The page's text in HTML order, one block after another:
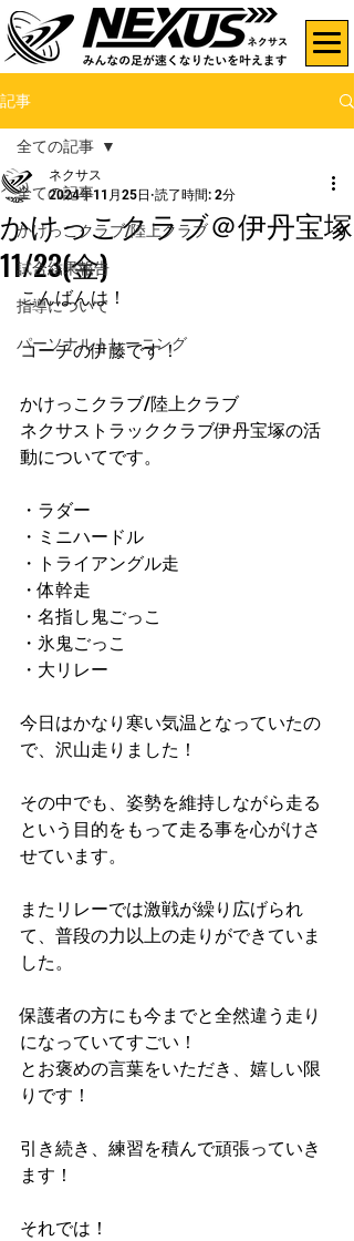
記事
全ての記事
かけっこクラブ/陸上クラブ
試合結果報告
指導について
パーソナルトレーニング
全ての記事
かけっこクラブ＠伊丹宝塚
11/23(金)
ネクサス
2024年11月25日 読了時間: 2分
こんばんは！
コーチの伊藤です！
かけっこクラブ/陸上クラブ
ネクサストラッククラブ伊丹宝塚の活
動についてです。
・ラダー
・ミニハードル
・トライアングル走
・体幹走
・名指し鬼ごっこ
・氷鬼ごっこ
・大リレー
今日はかなり寒い気温となっていたの
で、沢山走りました！
その中でも、姿勢を維持しながら走る
という目的をもって走る事を心がけさ
せています。
またリレーでは激戦が繰り広げられ
て、普段の力以上の走りができていま
した。
保護者の方にも今までと全然違う走り
になっていてすごい！
とお褒めの言葉をいただき、嬉しい限
りです！
引き続き、練習を積んで頑張っていき
ます！
それでは！